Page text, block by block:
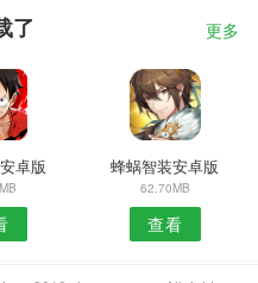
了 更多
卓版 蜂蜗智装安卓版
62.70MB
查看